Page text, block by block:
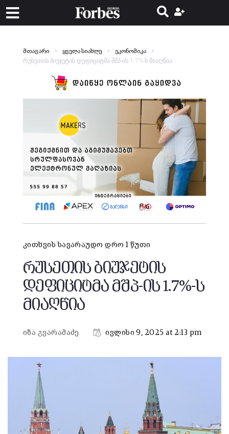
მთავარი ყველა სიახლე ეკონომიკა
რუსეთის ბიუჯეტის დეფიციტმა მშპ-ის 1.7%-ს მიაღწია
კითხვის სავარაუდო დრო 1 წუთი
რუსეთის ბიუჯეტის
დეფიციტმა მშპ-ის 1.7%-ს
მიაღწია
იზა გვარამაძე ივლისი 9, 2025 at 2:13 pm